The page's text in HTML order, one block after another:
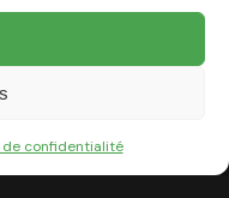
de confidentialité